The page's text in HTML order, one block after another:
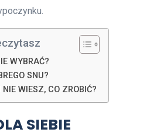
WYBRAĆ?
SNU?
WIESZ, CO ZROBIĆ?
SIEBIE